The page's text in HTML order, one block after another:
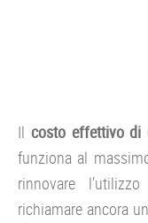
Il costo effettivo di
funziona al
rinnovare
richiamare ancora